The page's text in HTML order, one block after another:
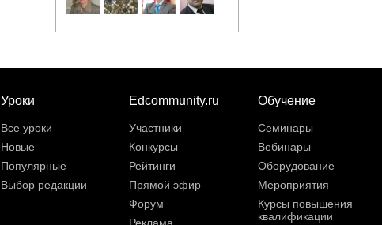
Уроки
Все уроки
Новые
Популярные
Выбор редакции
Edcommunity.ru
Участники
Конкурсы
Рейтинги
Прямой эфир
Форум
Реклама
Обучение
Семинары
Вебинары
Оборудование
Мероприятия
Курсы повышения
квалификации